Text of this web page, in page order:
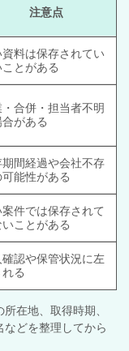
注意点
資料は保存されてい
ことがある
・合併・担当者不明
がある
期間経過や会社不存
能性がある
案件では保存されて
いことがある
確認や保管状況に左
る
在地、取得時期、
どを整理してから